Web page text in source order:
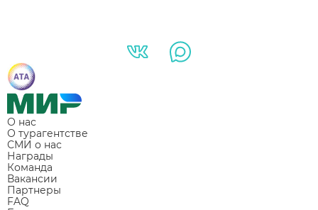
О нас
О турагентстве
СМИ о нас
Награды
Команда
Вакансии
Партнеры
FAQ